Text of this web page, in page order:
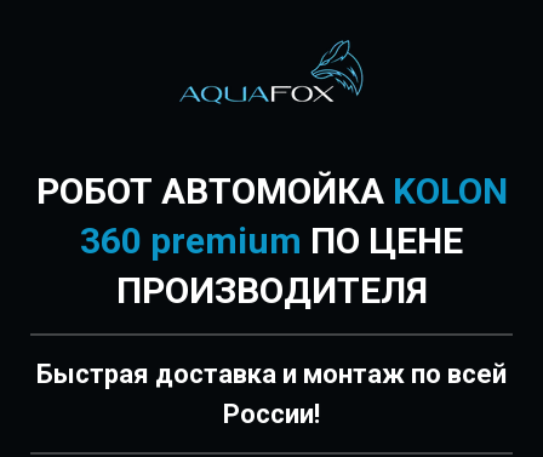
РОБОТ АВТОМОЙКА KOLON
360 premium ПО ЦЕНЕ
ПРОИЗВОДИТЕЛЯ
Быстрая доставка и монтаж по всей
России!